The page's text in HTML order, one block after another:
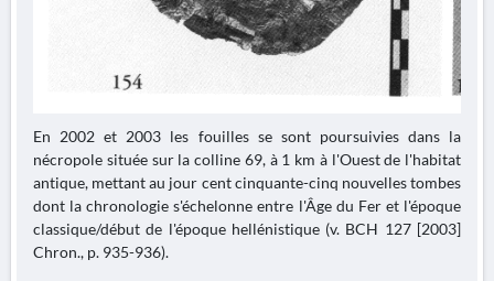
En 2002 et 2003 les fouilles se sont poursuivies dans la
nécropole située sur la colline 69, à 1 km à l'Ouest de l'habitat
antique, mettant au jour cent cinquante-cinq nouvelles tombes
dont la chronologie s'échelonne entre l'Âge du Fer et l'époque
classique/début de l'époque hellénistique (v. BCH 127 [2003]
Chron., p. 935-936).